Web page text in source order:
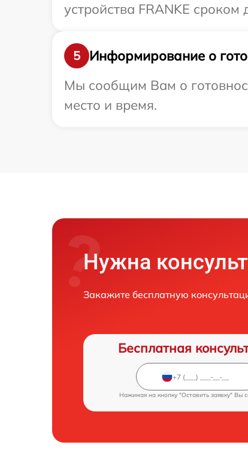
устройства FRANKE сроком
5
Информирование о
Мы сообщим Вам о
место и время.
Нужна
Закажите бесплатную
Бесплатная
Нажимая на кнопку "Оставить заявку" Вы